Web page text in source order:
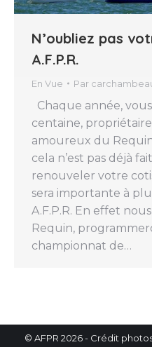
N’oubliez pas
A.F.P.R.
En Vue Par
Chaque année,
centaine,
amoureux du Requin,
cela n’est pas déjà
renouveler votre
sera importante à
A.F.P.R. En effet
Requin,
championnat de…
© AFPR 2026 - Crédit